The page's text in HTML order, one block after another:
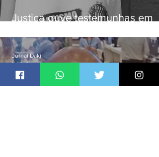
Justiça ouve testemunhas em
dívida de R$ 25
Jornal Daki
há 1 dia